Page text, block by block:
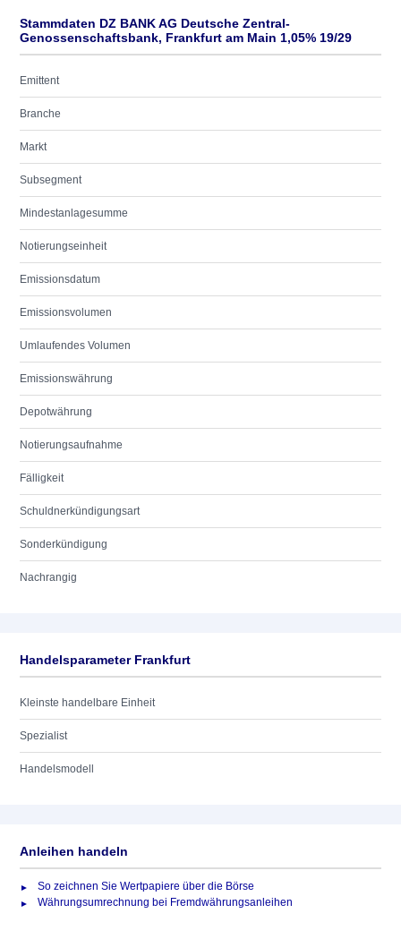
Stammdaten DZ BANK AG Deutsche Zentral-
Genossenschaftsbank, Frankfurt am Main 1,05% 19/29
Emittent
Branche
Markt
Subsegment
Mindestanlagesumme
Notierungseinheit
Emissionsdatum
Emissionsvolumen
Umlaufendes Volumen
Emissionswährung
Depotwährung
Notierungsaufnahme
Fälligkeit
Schuldnerkündigungsart
Sonderkündigung
Nachrangig
Handelsparameter Frankfurt
Kleinste handelbare Einheit
Spezialist
Handelsmodell
Anleihen handeln
So zeichnen Sie Wertpapiere über die Börse
Währungsumrechnung bei Fremdwährungsanleihen